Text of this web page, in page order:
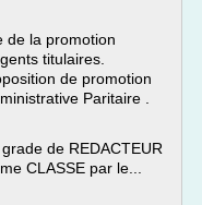
de la promotion
titulaires.
de promotion
Paritaire .
de REDACTEUR
CLASSE par le...